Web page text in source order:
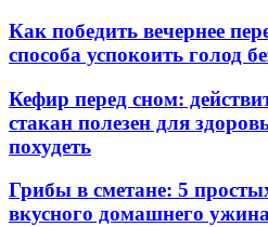
Как победить вечернее
способа успокоить голод
Кефир перед сном:
стакан полезен для
похудеть
Грибы в сметане: 5
вкусного домашнего